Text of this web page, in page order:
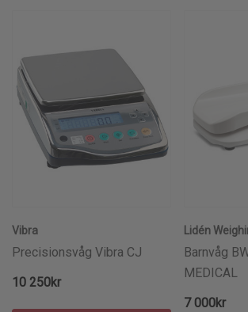
Vibra
Precisionsvåg Vibra CJ
10 250kr
Lidén
Barnvåg
MEDICAL
7 000kr